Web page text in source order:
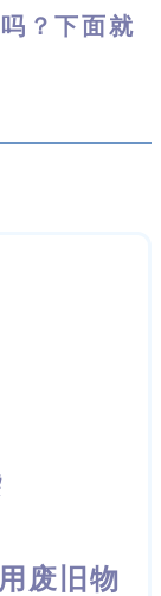
？下面就
废旧物